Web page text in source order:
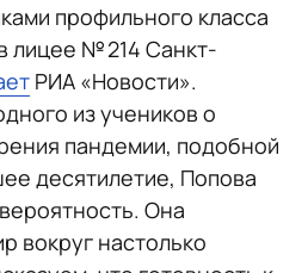
профильного класса
лицее № 214 Санкт-
РИА «Новости».
из учеников о
пандемии, подобной
десятилетие, Попова
Она
вокруг настолько